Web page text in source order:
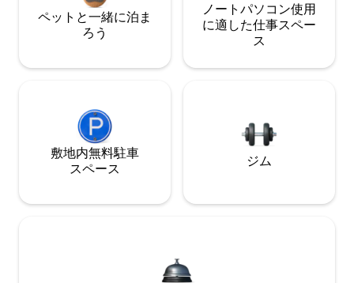
ペットと一緒に泊ま
ろう
ノートパソコン使用
に適した仕事スペー
ス
敷地内無料駐⁠車
ス⁠ペ⁠ー⁠ス
ジム